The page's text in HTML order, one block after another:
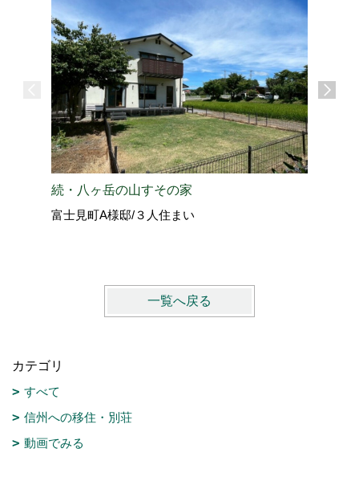
続・八ヶ岳の山すその家
富士見町A様邸/３人住まい
一覧へ戻る
カテゴリ
すべて
信州への移住・別荘
動画でみる